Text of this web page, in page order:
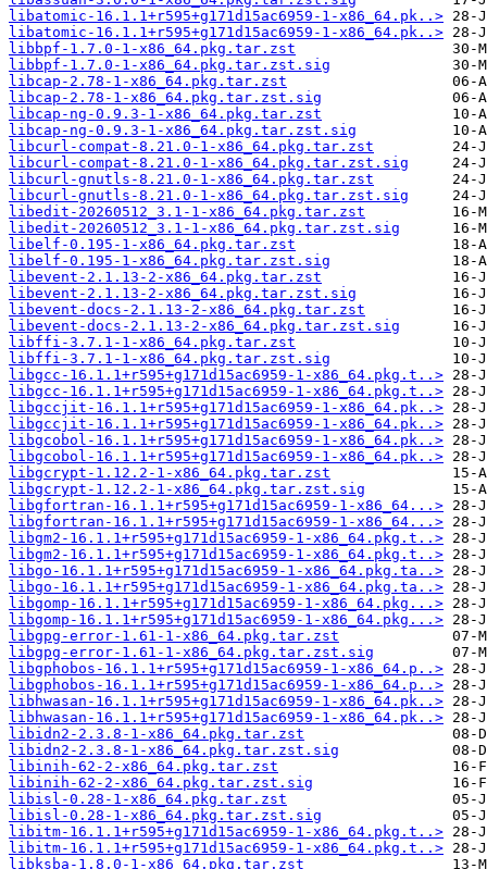
libatomic-16.1.1+r595+g171d15ac6959-1-x86_64.pk..>
libatomic-16.1.1+r595+g171d15ac6959-1-x86_64.pk..>
libbpf-1.7.0-1-x86_64.pkg.tar.zst
libbpf-1.7.0-1-x86_64.pkg.tar.zst.sig
libcap-2.78-1-x86_64.pkg.tar.zst
libcap-2.78-1-x86_64.pkg.tar.zst.sig
libcap-ng-0.9.3-1-x86_64.pkg.tar.zst
libcap-ng-0.9.3-1-x86_64.pkg.tar.zst.sig
libcurl-compat-8.21.0-1-x86_64.pkg.tar.zst
libcurl-compat-8.21.0-1-x86_64.pkg.tar.zst.sig
libcurl-gnutls-8.21.0-1-x86_64.pkg.tar.zst
libcurl-gnutls-8.21.0-1-x86_64.pkg.tar.zst.sig
libedit-20260512_3.1-1-x86_64.pkg.tar.zst
libedit-20260512_3.1-1-x86_64.pkg.tar.zst.sig
libelf-0.195-1-x86_64.pkg.tar.zst
libelf-0.195-1-x86_64.pkg.tar.zst.sig
libevent-2.1.13-2-x86_64.pkg.tar.zst
libevent-2.1.13-2-x86_64.pkg.tar.zst.sig
libevent-docs-2.1.13-2-x86_64.pkg.tar.zst
libevent-docs-2.1.13-2-x86_64.pkg.tar.zst.sig
libffi-3.7.1-1-x86_64.pkg.tar.zst
libffi-3.7.1-1-x86_64.pkg.tar.zst.sig
libgcc-16.1.1+r595+g171d15ac6959-1-x86_64.pkg.t..>
libgcc-16.1.1+r595+g171d15ac6959-1-x86_64.pkg.t..>
libgccjit-16.1.1+r595+g171d15ac6959-1-x86_64.pk..>
libgccjit-16.1.1+r595+g171d15ac6959-1-x86_64.pk..>
libgcobol-16.1.1+r595+g171d15ac6959-1-x86_64.pk..>
libgcobol-16.1.1+r595+g171d15ac6959-1-x86_64.pk..>
libgcrypt-1.12.2-1-x86_64.pkg.tar.zst
libgcrypt-1.12.2-1-x86_64.pkg.tar.zst.sig
libgfortran-16.1.1+r595+g171d15ac6959-1-x86_64...>
libgfortran-16.1.1+r595+g171d15ac6959-1-x86_64...>
libgm2-16.1.1+r595+g171d15ac6959-1-x86_64.pkg.t..>
libgm2-16.1.1+r595+g171d15ac6959-1-x86_64.pkg.t..>
libgo-16.1.1+r595+g171d15ac6959-1-x86_64.pkg.ta..>
libgo-16.1.1+r595+g171d15ac6959-1-x86_64.pkg.ta..>
libgomp-16.1.1+r595+g171d15ac6959-1-x86_64.pkg...>
libgomp-16.1.1+r595+g171d15ac6959-1-x86_64.pkg...>
libgpg-error-1.61-1-x86_64.pkg.tar.zst
libgpg-error-1.61-1-x86_64.pkg.tar.zst.sig
libgphobos-16.1.1+r595+g171d15ac6959-1-x86_64.p..>
libgphobos-16.1.1+r595+g171d15ac6959-1-x86_64.p..>
libhwasan-16.1.1+r595+g171d15ac6959-1-x86_64.pk..>
libhwasan-16.1.1+r595+g171d15ac6959-1-x86_64.pk..>
libidn2-2.3.8-1-x86_64.pkg.tar.zst
libidn2-2.3.8-1-x86_64.pkg.tar.zst.sig
libinih-62-2-x86_64.pkg.tar.zst
libinih-62-2-x86_64.pkg.tar.zst.sig
libisl-0.28-1-x86_64.pkg.tar.zst
libisl-0.28-1-x86_64.pkg.tar.zst.sig
libitm-16.1.1+r595+g171d15ac6959-1-x86_64.pkg.t..>
libitm-16.1.1+r595+g171d15ac6959-1-x86_64.pkg.t..>
libksba-1.8.0-1-x86_64.pkg.tar.zst